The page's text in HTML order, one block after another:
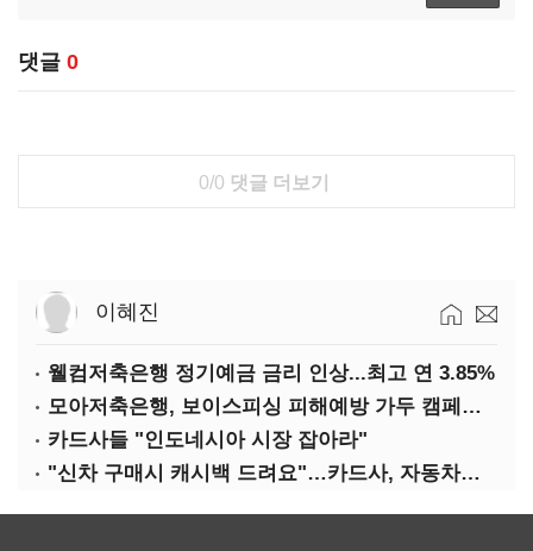
댓글 0
0/0 댓글 더보기
이혜진
웰컴저축은행 정기예금 금리 인상...최고 연 3.85%
모아저축은행, 보이스피싱 피해예방 가두 캠페인 실시
카드사들 "인도네시아 시장 잡아라"
"신차 구매시 캐시백 드려요"…카드사, 자동차금융 마케팅